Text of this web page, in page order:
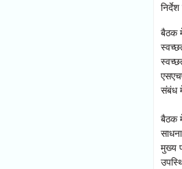
बैठक
संबंध
बैठक
मुख्य